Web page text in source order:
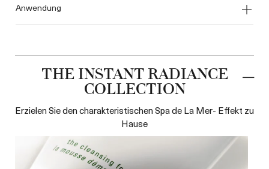
anwendung
THE INSTANT RADIANCE
COLLECTION
Erzielen Sie den charakteristischen Spa de La Mer- Effekt zu
Hause